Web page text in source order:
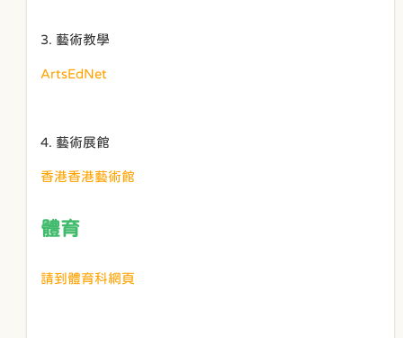
3. 藝術教學
ArtsEdNet
4. 藝術展館
香港香港藝術館
體育
請到體育科網頁